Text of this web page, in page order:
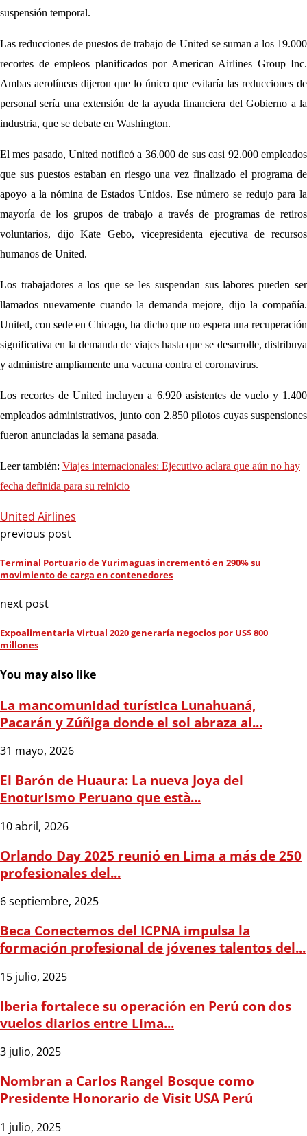
suspensión temporal.
Las reducciones de puestos de trabajo de United se suman a los 19.000
recortes de empleos planificados por American Airlines Group Inc.
Ambas aerolíneas dijeron que lo único que evitaría las reducciones de
personal sería una extensión de la ayuda financiera del Gobierno a la
industria, que se debate en Washington.
El mes pasado, United notificó a 36.000 de sus casi 92.000 empleados
que sus puestos estaban en riesgo una vez finalizado el programa de
apoyo a la nómina de Estados Unidos. Ese número se redujo para la
mayoría de los grupos de trabajo a través de programas de retiros
voluntarios, dijo Kate Gebo, vicepresidenta ejecutiva de recursos
humanos de United.
Los trabajadores a los que se les suspendan sus labores pueden ser
llamados nuevamente cuando la demanda mejore, dijo la compañía.
United, con sede en Chicago, ha dicho que no espera una recuperación
significativa en la demanda de viajes hasta que se desarrolle, distribuya
y administre ampliamente una vacuna contra el coronavirus.
Los recortes de United incluyen a 6.920 asistentes de vuelo y 1.400
empleados administrativos, junto con 2.850 pilotos cuyas suspensiones
fueron anunciadas la semana pasada.
Leer también: Viajes internacionales: Ejecutivo aclara que aún no hay
fecha definida para su reinicio
United Airlines
previous post
Terminal Portuario de Yurimaguas incrementó en 290% su
movimiento de carga en contenedores
next post
Expoalimentaria Virtual 2020 generaría negocios por US$ 800
millones
You may also like
La mancomunidad turística Lunahuaná,
Pacarán y Zúñiga donde el sol abraza al...
31 mayo, 2026
El Barón de Huaura: La nueva Joya del
Enoturismo Peruano que està...
10 abril, 2026
Orlando Day 2025 reunió en Lima a más de 250
profesionales del...
6 septiembre, 2025
Beca Conectemos del ICPNA impulsa la
formación profesional de jóvenes talentos del...
15 julio, 2025
Iberia fortalece su operación en Perú con dos
vuelos diarios entre Lima...
3 julio, 2025
Nombran a Carlos Rangel Bosque como
Presidente Honorario de Visit USA Perú
1 julio, 2025